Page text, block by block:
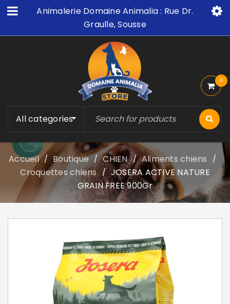
Animalerie Domaine Animalia : Rue Dr.
Graulle, Sousse
All categories
0
Accueil / Boutique / CHIEN / Aliments chiens /
Croquettes chiens / JOSERA ACTIVE NATURE
GRAIN FREE 900Gr